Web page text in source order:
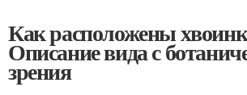
Как расположены
Описание вида с
зрения